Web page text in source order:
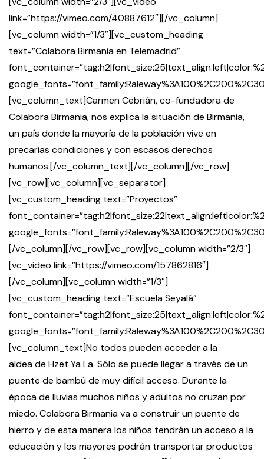
link=”https://vimeo.com/40887612″][/vc_column]
[vc_column width=”1/3″][vc_custom_heading
text=”Colabora Birmania en Telemadrid”
[vc_column_text]Carmen Cebrián, co-fundadora de
Colabora Birmania, nos explica la situación de Birmania,
un país donde la mayoría de la población vive en
precarias condiciones y con escasos derechos
humanos.[/vc_column_text][/vc_column][/vc_row]
[vc_row][vc_column][vc_separator]
[vc_custom_heading text=”Proyectos”
[/vc_column][/vc_row][vc_row][vc_column width=”2/3″]
[vc_video link=”https://vimeo.com/157862816″]
[/vc_column][vc_column width=”1/3″]
[vc_custom_heading text=”Escuela Seyalá”
[vc_column_text]No todos pueden acceder a la
aldea de Hzet Ya La. Sólo se puede llegar a través de un
puente de bambú de muy difícil acceso. Durante la
época de lluvias muchos niños y adultos no cruzan por
miedo. Colabora Birmania va a construir un puente de
hierro y de esta manera los niños tendrán un acceso a la
educación y los mayores podrán transportar productos